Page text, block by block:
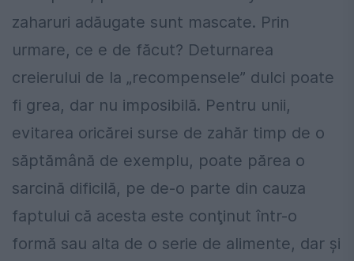
zaharuri adăugate sunt mascate. Prin
urmare, ce e de făcut? Deturnarea
creierului de la „recompensele” dulci poate
fi grea, dar nu imposibilă. Pentru unii,
evitarea oricărei surse de zahăr timp de o
săptămână de exemplu, poate părea o
sarcină dificilă, pe de-o parte din cauza
faptului că acesta este conţinut într-o
formă sau alta de o serie de alimente, dar şi